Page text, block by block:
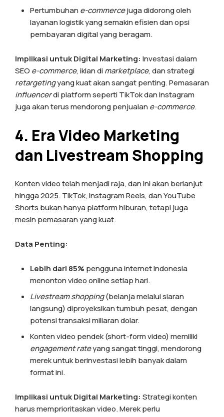
Pertumbuhan e-commercejuga didorong oleh
layanan logistik yang semakin efisien dan opsi
pembayaran digital yang beragam.
Implikasi untuk Digital Marketing: Investasi dalam
SEO e-commerce, iklan dimarketplace, dan strategi
retargetingyang kuat akan sangat penting. Pemasaran
influencerdi platform seperti TikTok dan Instagram
juga akan terus mendorong penjualan e-commerce.
4. Era Video Marketing
dan Livestream Shopping
Konten video telah menjadi raja, dan ini akan berlanjut
hingga 2025. TikTok, Instagram Reels, dan YouTube
Shorts bukan hanya platform hiburan, tetapi juga
mesin pemasaran yang kuat.
Data Penting:
Lebih dari 85% pengguna internet Indonesia
menonton video online setiap hari.
Livestream shopping(belanja melalui siaran
langsung) diproyeksikan tumbuh pesat, dengan
potensi transaksi miliaran dolar.
Konten video pendek (short-form video) memiliki
engagement rateyang sangat tinggi, mendorong
merek untuk berinvestasi lebih banyak dalam
format ini.
Implikasi untuk Digital Marketing: Strategi konten
harus memprioritaskan video. Merek perlu